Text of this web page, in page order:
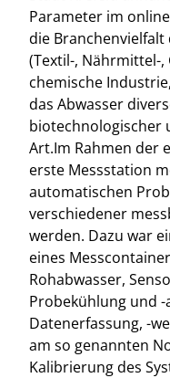
Parameter im
die
(Textil-, Nährmittel-,
chemische
das Abwasser
biotechnologischer
Art.Im Rahmen der
erste Messstation
automatischen
verschiedener
werden. Dazu war
eines
Rohabwasser,
Probekühlung und
Datenerfassung, -
am so genannten
Kalibrierung des